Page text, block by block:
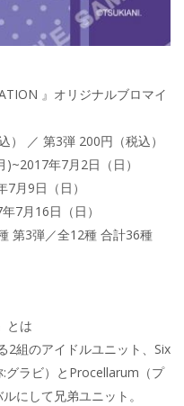
』オリジナルブロマイ
／ 第3弾 200円（税込）
年7月2日（日）
月9日（日）
7月16日（日）
第3弾／全12種 合計36種
とは
2組のアイドルユニット、Six
グラビ）とProcellarum（プ
にして兄弟ユニット。